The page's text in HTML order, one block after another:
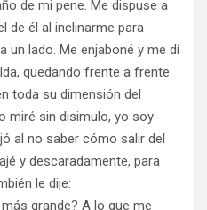
de mi pene. Me dispuse a
de él al inclinarme para
un lado. Me enjaboné y me dí
quedando frente a frente
toda su dimensión del
miré sin disimulo, yo soy
al no saber cómo salir del
y descaradamente, para
le dije:
grande? A lo que me